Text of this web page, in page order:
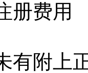
册费用
有附上